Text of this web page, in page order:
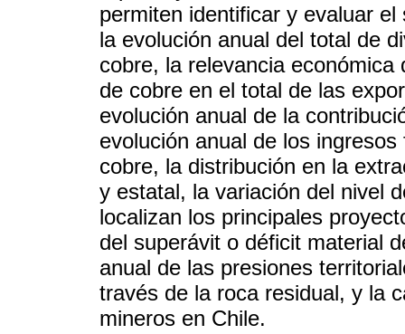
permiten identificar y evaluar
la evolución anual del total de
cobre, la relevancia
de cobre en el total de las
evolución anual de la
evolución anual de los
cobre, la distribución en la
y estatal, la variación del nivel
localizan los principales
del superávit o déficit material
anual de las presiones
través de la roca residual, y la
mineros en Chile.